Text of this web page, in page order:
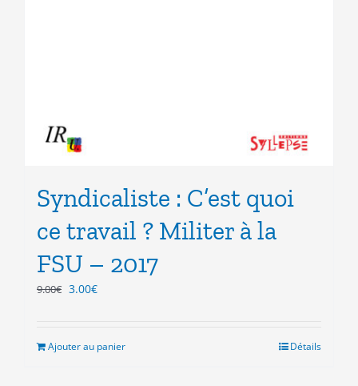
Syndicaliste : C’est quoi
ce travail ? Militer à la
FSU – 2017
9.00€ Le
3.00€Le
est :
Ajouter au panier Détails